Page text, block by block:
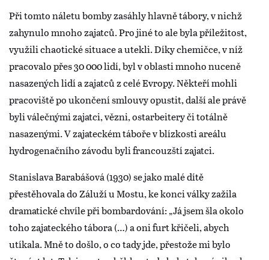
Při tomto náletu bomby zasáhly hlavně tábory, v nichž
zahynulo mnoho zajatců. Pro jiné to ale byla příležitost,
využili chaotické situace a utekli. Díky chemičce, v níž
pracovalo přes 30 000 lidí, byl v oblasti mnoho nuceně
nasazených lidí a zajatců z celé Evropy. Někteří mohli
pracoviště po ukončení smlouvy opustit, další ale právě
byli válečnými zajatci, vězni, ostarbeitery či totálně
nasazenými. V zajateckém táboře v blízkosti areálu
hydrogenačního závodu byli francouzští zajatci.
Stanislava Barabášová (1930) se jako malé dítě
přestěhovala do Záluží u Mostu, ke konci války zažila
dramatické chvíle při bombardování: „Já jsem šla okolo
toho zajateckého tábora (…) a oni furt křičeli, abych
utíkala. Mně to došlo, o co tady jde, přestože mi bylo